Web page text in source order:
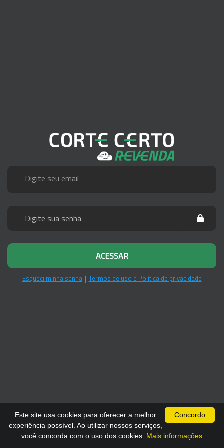
ACESSAR
Esqueci minha senha | Termos de uso e Política de privacidade
Concordo
Este site usa cookies para oferecer a melhor
experiência possível. Ao utilizar nossos serviços,
você concorda com o uso dos cookies. Mais informações